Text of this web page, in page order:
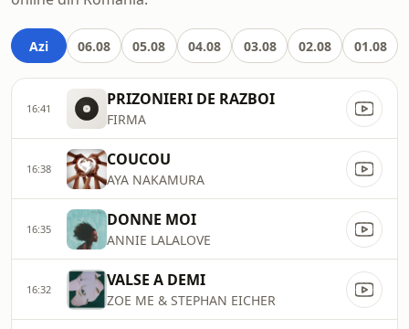
Azi 06.08 05.08 04.08 03.08 02.08 01.08
16:41 PRIZONIERI DE RAZBOI
FIRMA
16:38 COUCOU
AYA NAKAMURA
16:35 DONNE MOI
ANNIE LALALOVE
16:32 VALSE A DEMI
ZOE ME & STEPHAN EICHER